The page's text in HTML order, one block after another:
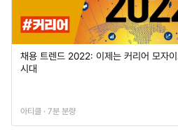
채용 트렌드 2022: 이제는 커리어 모자
시대
아티클 · 7분 분량